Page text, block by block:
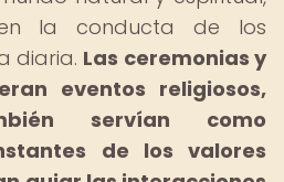
la conducta de los
diaria. Las ceremonias y
eventos religiosos,
servían como
de los valores